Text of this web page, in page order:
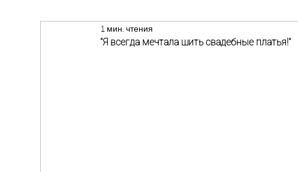
"Я всегда мечтала шить свадебные платья!"
1 мин. чтения